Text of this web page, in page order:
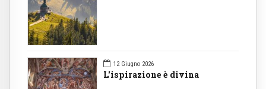
12 Giugno 2026
L'ispirazione è divina